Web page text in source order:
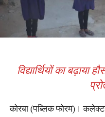
विद्यार्थियों का बढ़ाया
कोरबा (पब्लिक फोरम)।